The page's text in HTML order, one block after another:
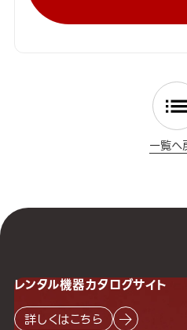
一覧へ
レンタル機器カタログサイト
詳しくはこちら